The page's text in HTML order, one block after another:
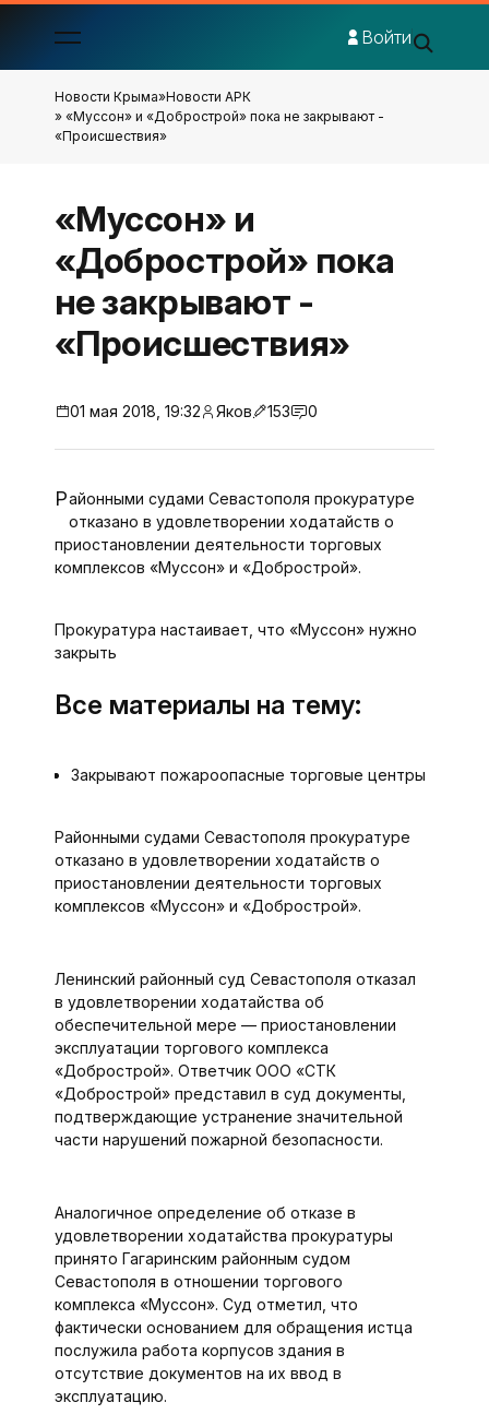
Войти
Новости Крыма»Новости АРК
» «Муссон» и «Добрострой» пока не закрывают -
«Происшествия»
«Муссон» и
«Добрострой» пока
не закрывают -
«Происшествия»
01 мая 2018, 19:32 Яков 153 0
Районными судами Севастополя прокуратуре
отказано в удовлетворении ходатайств о
приостановлении деятельности торговых
комплексов «Муссон» и «Добрострой».
Прокуратура настаивает, что «Муссон» нужно
закрыть
Все материалы на тему:
Закрывают пожароопасные торговые центры
Районными судами Севастополя прокуратуре
отказано в удовлетворении ходатайств о
приостановлении деятельности торговых
комплексов «Муссон» и «Добрострой».
Ленинский районный суд Севастополя отказал
в удовлетворении ходатайства об
обеспечительной мере — приостановлении
эксплуатации торгового комплекса
«Добрострой». Ответчик ООО «СТК
«Добрострой» представил в суд документы,
подтверждающие устранение значительной
части нарушений пожарной безопасности.
Аналогичное определение об отказе в
удовлетворении ходатайства прокуратуры
принято Гагаринским районным судом
Севастополя в отношении торгового
комплекса «Муссон». Суд отметил, что
фактически основанием для обращения истца
послужила работа корпусов здания в
отсутствие документов на их ввод в
эксплуатацию.